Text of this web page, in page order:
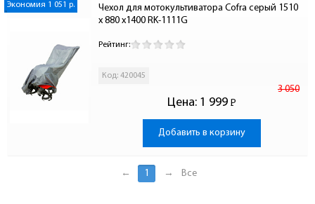
Экономия 1 051 р.
Чехол для мотокультиватора Cofra серый 1510
х 880 х1400 RK-1111G
Рейтинг:
Код: 420045
Цена:
3 050
1 999 Р
-
Добавить в корзину
← 1 → Все